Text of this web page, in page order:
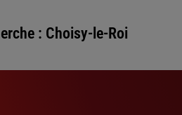
: Choisy-le-Roi